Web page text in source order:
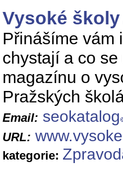
Vysoké školy
Přinášíme vám
chystají a co
magazínu o
Pražských
Email: seokatalog
URL:
kategorie: